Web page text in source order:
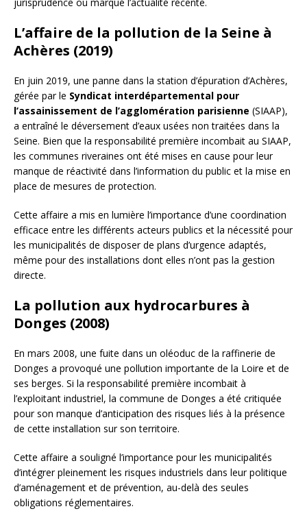
L’affaire de la pollution de la Seine à
Achères (2019)
En juin 2019, une panne dans la station d’épuration d’Achères,
gérée par le Syndicat interdépartemental pour
l’assainissement de l’agglomération parisienne (SIAAP),
a entraîné le déversement d’eaux usées non traitées dans la
Seine. Bien que la responsabilité première incombait au SIAAP,
les communes riveraines ont été mises en cause pour leur
manque de réactivité dans l’information du public et la mise en
place de mesures de protection.
Cette affaire a mis en lumière l’importance d’une coordination
efficace entre les différents acteurs publics et la nécessité pour
les municipalités de disposer de plans d’urgence adaptés,
même pour des installations dont elles n’ont pas la gestion
directe.
La pollution aux hydrocarbures à
Donges (2008)
En mars 2008, une fuite dans un oléoduc de la raffinerie de
Donges a provoqué une pollution importante de la Loire et de
ses berges. Si la responsabilité première incombait à
l’exploitant industriel, la commune de Donges a été critiquée
pour son manque d’anticipation des risques liés à la présence
de cette installation sur son territoire.
Cette affaire a souligné l’importance pour les municipalités
d’intégrer pleinement les risques industriels dans leur politique
d’aménagement et de prévention, au-delà des seules
obligations réglementaires.